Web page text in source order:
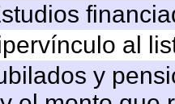
al
y